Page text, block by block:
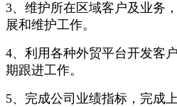
3、维护所在区域客户及业务
展和维护工作。
4、利用各种外贸平台开发客
期跟进工作。
5、完成公司业绩指标，完成